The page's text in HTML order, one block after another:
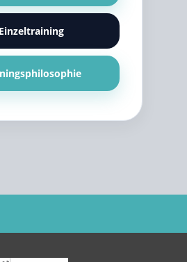
Einzeltraining